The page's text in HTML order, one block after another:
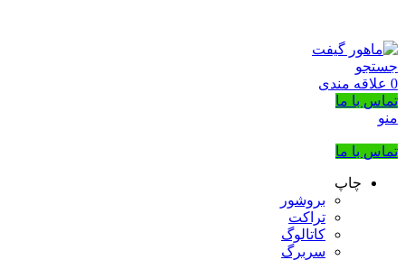
جستجو
0 علاقه مندی
تماس با ما
منو
تماس با ما
چاپ
بروشور
تراکت
کاتالوگ
سربرگ